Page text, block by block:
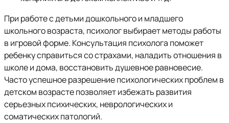
При работе с детьми дошкольного и младшего
школьного возраста, психолог выбирает методы работы
в игровой форме. Консультация психолога поможет
ребенку справиться со страхами, наладить отношения в
школе и дома, восстановить душевное равновесие.
Часто успешное разрешение психологических проблем в
детском возрасте позволяет избежать развития
серьезных психических, неврологических и
соматических патологий.